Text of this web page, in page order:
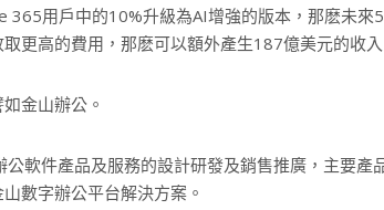
365用戶中的10%升級為AI增強的版本，那麽未來
更高的費用，那麽可以額外產生187億美元的收入
金山辦公。
軟件產品及服務的設計研發及銷售推廣，主要產
數字辦公平台解決方案。